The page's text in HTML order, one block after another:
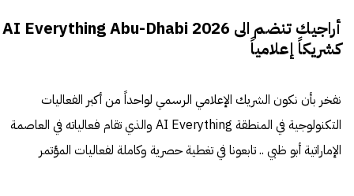
أراجيك تنضم الى AI Everything Abu-Dhabi 2026
كشريكاً إعلامياً
نفخر بأن نكون الشريك الإعلامي الرسمي لواحداً من أكبر الفعاليات
التكنولوجية في المنطقة AI Everything والذي تقام فعالياته في العاصمة
الإماراتية أبو ظبي .. تابعونا في تغطية حصرية وكاملة لفعاليات المؤتمر